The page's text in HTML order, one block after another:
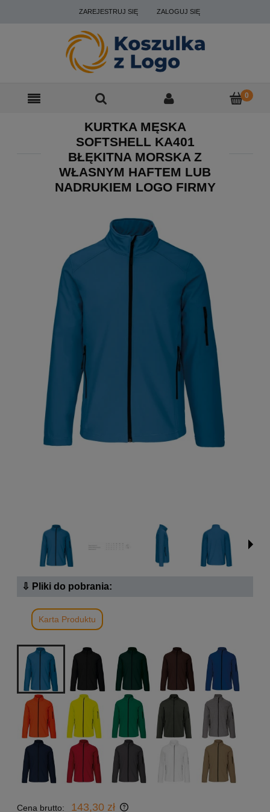
ZAREJESTRUJ SIĘ ZALOGUJ SIĘ
KURTKA MĘSKA
SOFTSHELL KA401
BŁĘKITNA MORSKA Z
WŁASNYM HAFTEM LUB
NADRUKIEM LOGO FIRMY
⇩ Pliki do pobrania:
Karta Produktu
Cena brutto: 143,30 zł